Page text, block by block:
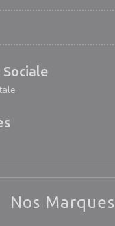
Nos Marques